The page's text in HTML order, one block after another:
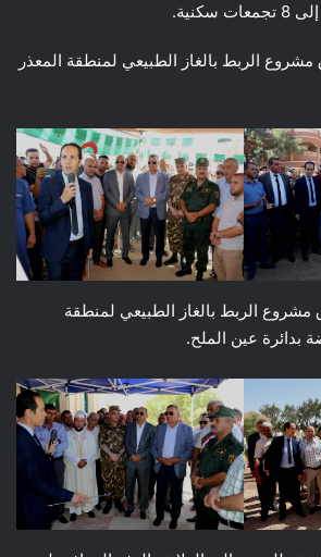
مشروع الربط بالغاز الطبيعي لمنطقة المعذر
مشروع الربط بالغاز الطبيعي لمنطقة
بدائرة عين الملح.